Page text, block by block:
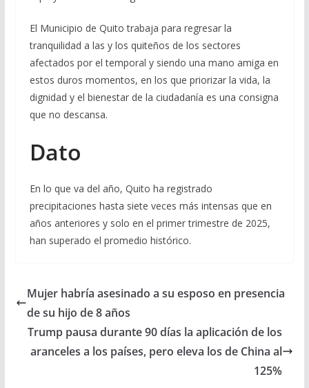
El Municipio de Quito trabaja para regresar la
tranquilidad a las y los quiteños de los sectores
afectados por el temporal y siendo una mano amiga en
estos duros momentos, en los que priorizar la vida, la
dignidad y el bienestar de la ciudadanía es una consigna
que no descansa.
Dato
En lo que va del año, Quito ha registrado
precipitaciones hasta siete veces más intensas que en
años anteriores y solo en el primer trimestre de 2025,
han superado el promedio histórico.
Mujer habría asesinado a su esposo en presencia
de su hijo de 8 años
Trump pausa durante 90 días la aplicación de los
aranceles a los países, pero eleva los de China al
125%